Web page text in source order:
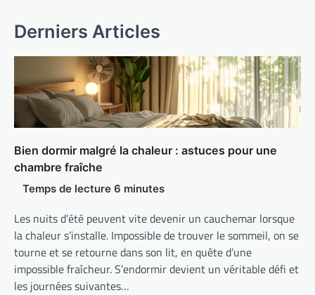
Derniers Articles
Bien dormir malgré la chaleur : astuces pour une
chambre fraîche
Les nuits d’été peuvent vite devenir un cauchemar lorsque
la chaleur s’installe. Impossible de trouver le sommeil, on se
tourne et se retourne dans son lit, en quête d’une
impossible fraîcheur. S’endormir devient un véritable défi et
les journées suivantes…